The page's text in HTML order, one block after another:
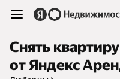
Снять
от Яндекс